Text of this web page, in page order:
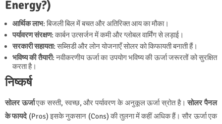
Energy?)
आर्थिक लाभ: बिजली बिल में बचत और अतिरिक्त आय का मौका।
पर्यावरण संरक्षण: कार्बन उत्सर्जन में कमी और ग्लोबल वार्मिंग से लड़ाई।
सरकारी सहायता: सब्सिडी और लोन योजनाएँ सोलर को किफायती बनाती हैं।
भविष्य की तैयारी: नवीकरणीय ऊर्जा का उपयोग भविष्य की ऊर्जा जरूरतों को सुरक्षित
करता है।
निष्कर्ष
सोलर ऊर्जाएक सस्ती, स्वच्छ, और पर्यावरण के अनुकूल ऊर्जा स्रोत है।सोलर पैनल
के फायदे(Pros) इसके नुकसान (Cons) की तुलना में कहीं अधिक हैं। सौर ऊर्जा एक